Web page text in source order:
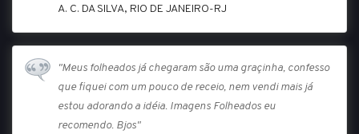
A. C. DA SILVA, RIO DE JANEIRO-RJ
"Meus folheados já chegaram são uma graçinha, confesso
que fiquei com um pouco de receio, nem vendi mais já
estou adorando a idéia. Imagens Folheados eu
recomendo. Bjos"